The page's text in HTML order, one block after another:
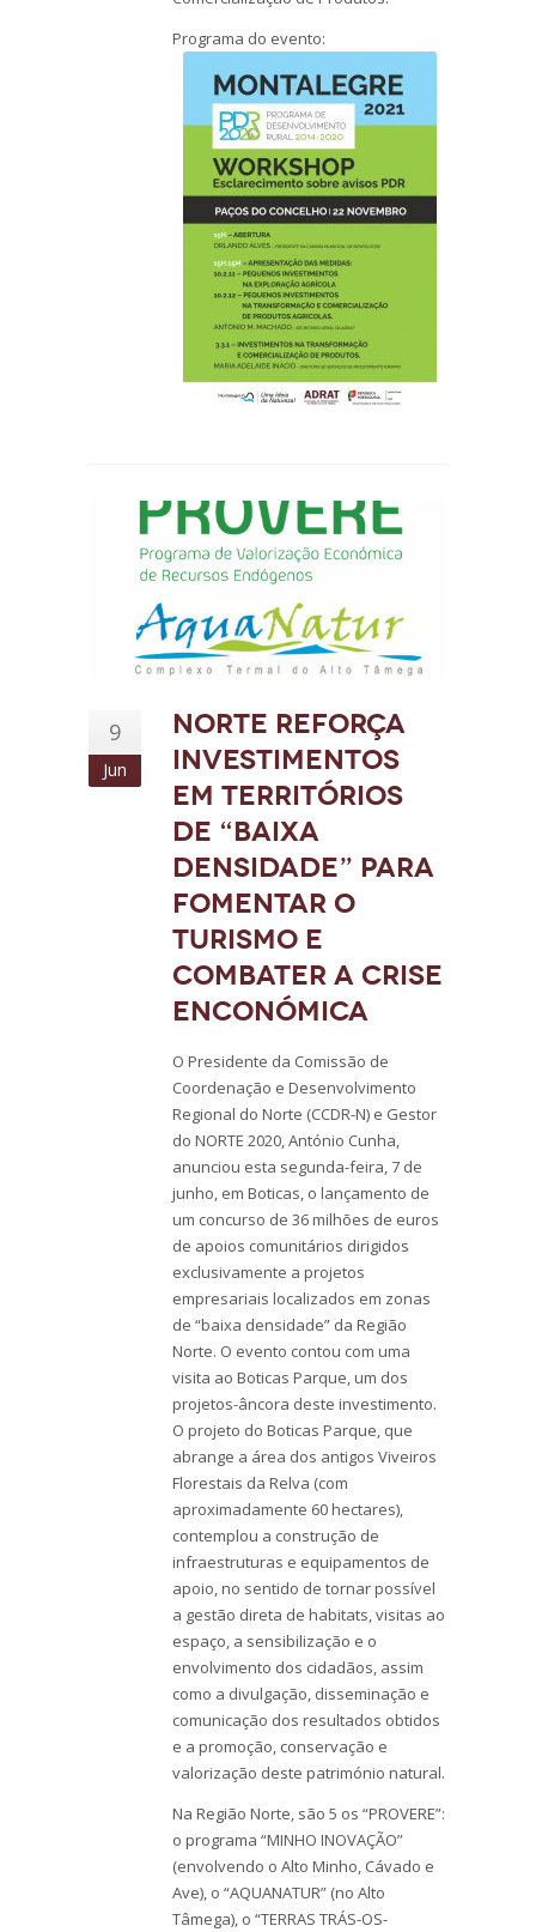
Programa do evento:
9
Jun
Norte reforça
investimentos
em territórios
de “baixa
densidade” para
fomentar o
turismo e
combater a crise
enconómica
O Presidente da Comissão de
Coordenação e Desenvolvimento
Regional do Norte (CCDR-N) e Gestor
do NORTE 2020, António Cunha,
anunciou esta segunda-feira, 7 de
junho, em Boticas, o lançamento de
um concurso de 36 milhões de euros
de apoios comunitários dirigidos
exclusivamente a projetos
empresariais localizados em zonas
de “baixa densidade” da Região
Norte. O evento contou com uma
visita ao Boticas Parque, um dos
projetos-âncora deste investimento.
O projeto do Boticas Parque, que
abrange a área dos antigos Viveiros
Florestais da Relva (com
aproximadamente 60 hectares),
contemplou a construção de
infraestruturas e equipamentos de
apoio, no sentido de tornar possível
a gestão direta de habitats, visitas ao
espaço, a sensibilização e o
envolvimento dos cidadãos, assim
como a divulgação, disseminação e
comunicação dos resultados obtidos
e a promoção, conservação e
valorização deste património natural.
Na Região Norte, são 5 os “PROVERE”:
o programa “MINHO INOVAÇÃO”
(envolvendo o Alto Minho, Cávado e
Ave), o “AQUANATUR” (no Alto
Tâmega), o “TERRAS TRÁS-OS-